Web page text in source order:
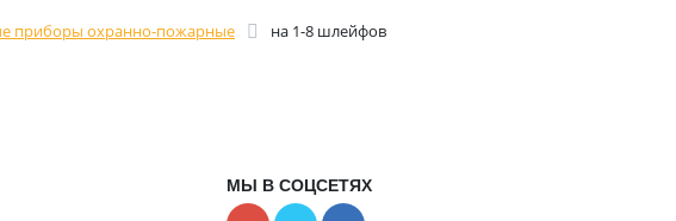
приборы охранно-пожарные на 1-8 шлейфов
МЫ В СОЦСЕТЯХ